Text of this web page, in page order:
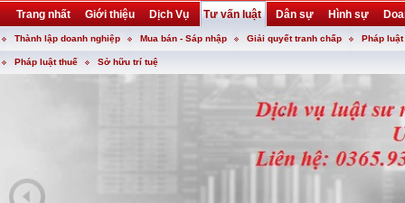
Trang nhất Giới thiệu Dịch Vụ Tư vấn luật Dân sự Hình sự
Khuyến mại Liên hệ forum utility
Thành lập doanh nghiệp Mua bán - Sáp nhập Giải quyết tranh chấp Pháp
Pháp luật thuế Sở hữu trí tuệ